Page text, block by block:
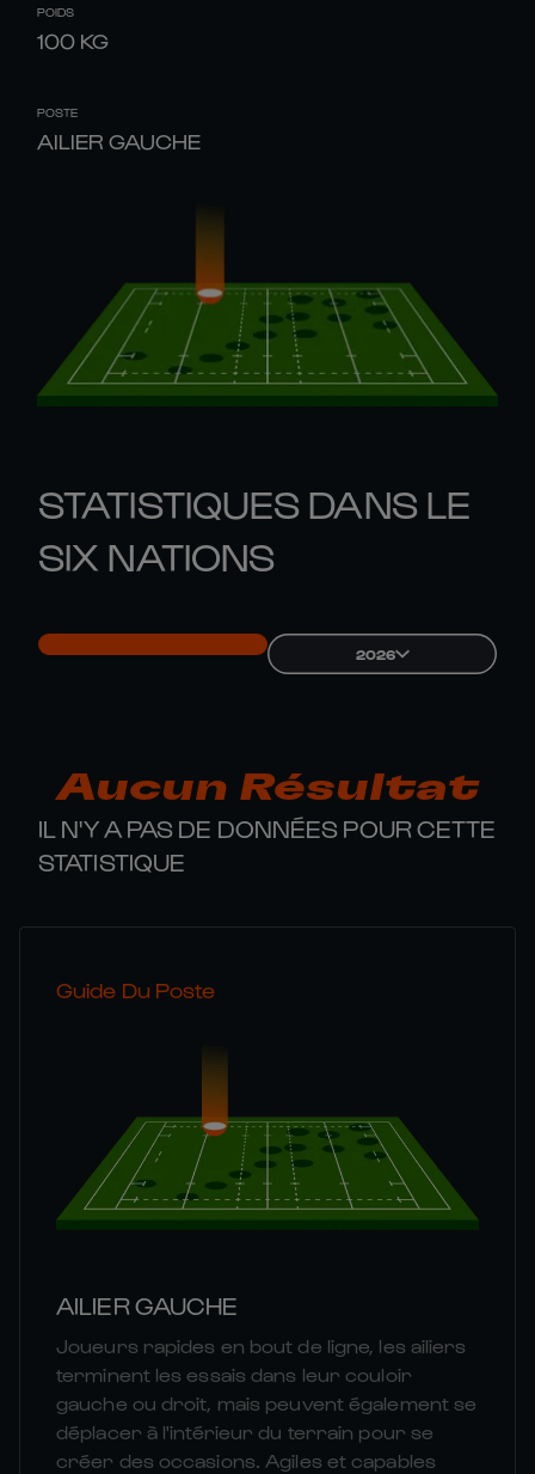
POIDS
100 KG
POSTE
AILIER GAUCHE
STATISTIQUES DANS LE
SIX NATIONS
2026
Aucun Résultat
IL N'Y A PAS DE DONNÉES POUR CETTE
STATISTIQUE
Guide Du Poste
AILIER GAUCHE
Joueurs rapides en bout de ligne, les ailiers
terminent les essais dans leur couloir
gauche ou droit, mais peuvent également se
déplacer à l'intérieur du terrain pour se
créer des occasions. Agiles et capables